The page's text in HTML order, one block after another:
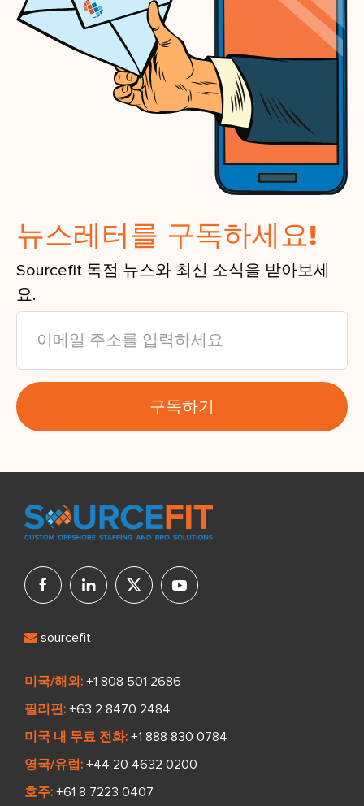
뉴스레터를 구독하세요!
Sourcefit 독점 뉴스와 최신 소식을 받아보세
요.
sourcefit
미국/해외: +1 808 501 2686
필리핀: +63 2 8470 2484
미국 내 무료 전화: +1 888 830 0784
영국/유럽: +44 20 4632 0200
호주: +61 8 7223 0407